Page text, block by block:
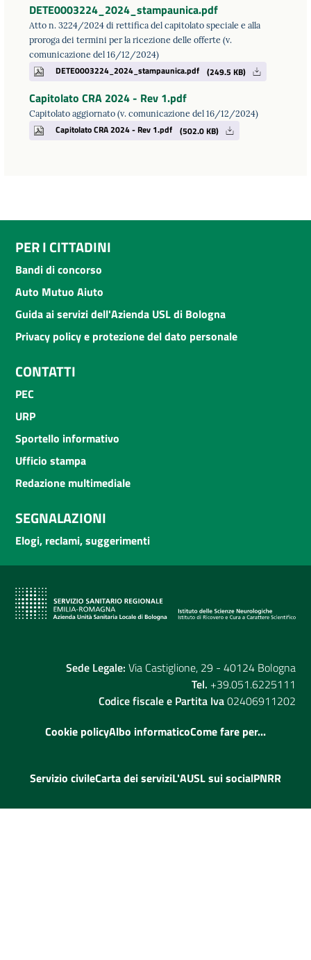
DETE0003224_2024_stampaunica.pdf
Atto n. 3224/2024 di rettifica del capitolato speciale e alla
proroga dei termini per la ricezione delle offerte (v.
comunicazione del 16/12/2024)
DETE0003224_2024_stampaunica.pdf (249.5 KB)
Capitolato CRA 2024 - Rev 1.pdf
Capitolato aggiornato (v. comunicazione del 16/12/2024)
Capitolato CRA 2024 - Rev 1.pdf (502.0 KB)
PER I CITTADINI
Bandi di concorso
Auto Mutuo Aiuto
Guida ai servizi dell'Azienda USL di Bologna
Privacy policy e protezione del dato personale
CONTATTI
PEC
URP
Sportello informativo
Ufficio stampa
Redazione multimediale
SEGNALAZIONI
Elogi, reclami, suggerimenti
Sede Legale: Via Castiglione, 29 - 40124 Bologna
Tel. +39.051.6225111
Codice fiscale e Partita Iva02406911202
Cookie policyAlbo informaticoCome fare per...
Servizio civileCarta dei serviziL'AUSL sui socialPNRR